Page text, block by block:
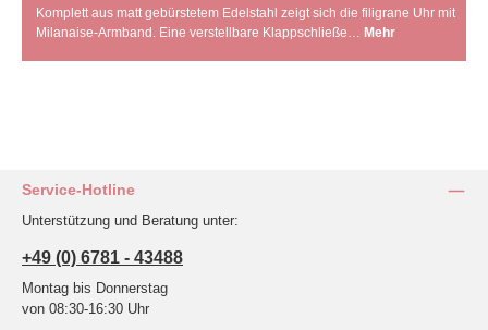
Komplett aus matt gebürstetem Edelstahl zeigt sich die filigrane Uhr mit
Milanaise-Armband. Eine verstellbare Klappschließe… Mehr
Service-Hotline
Unterstützung und Beratung unter:
+49 (0) 6781 - 43488
Montag bis Donnerstag
von 08:30-16:30 Uhr